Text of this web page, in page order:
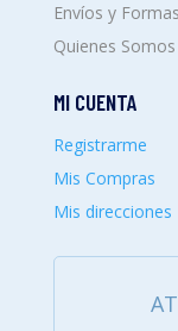
Envíos y
Quienes Somos
MI CUENTA
Registrarme
Mis Compras
Mis direcciones